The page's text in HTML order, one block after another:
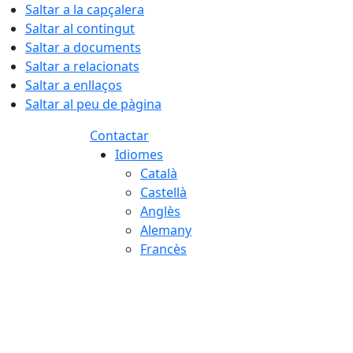
Saltar a la capçalera
Saltar al contingut
Saltar a documents
Saltar a relacionats
Saltar a enllaços
Saltar al peu de pàgina
Contactar
Idiomes
Català
Castellà
Anglès
Alemany
Francès